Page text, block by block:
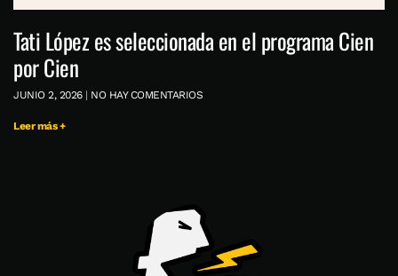
Tati López es seleccionada en el programa Cien
por Cien
JUNIO 2, 2026 NO HAY COMENTARIOS
Leer más +